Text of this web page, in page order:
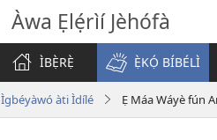
Àwa Ẹlẹ́rìí Jèhófà
ÌBẸ̀RẸ̀
Ẹ̀KỌ́ BÍBÉLÌ
Ìgbéyàwó àti Ìdílé Ẹ Máa Wáyè fún